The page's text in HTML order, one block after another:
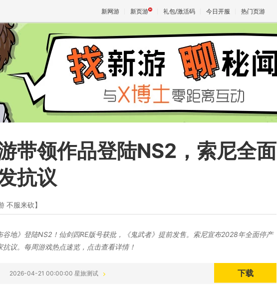
新网游 新页游 礼包/激活码 今日开服 热门页游
魔兽
王权与自由
带领作品登陆NS2，索尼全面
抗议
不服来砍】
谷地》登陆NS2！仙剑四RE版号获批，《鬼武者》提前发售。索尼宣布2028年全面停产
抗议。每周游戏热点速览，点击查看详情！
2026-04-21 00:00:00 星旅测试 下载